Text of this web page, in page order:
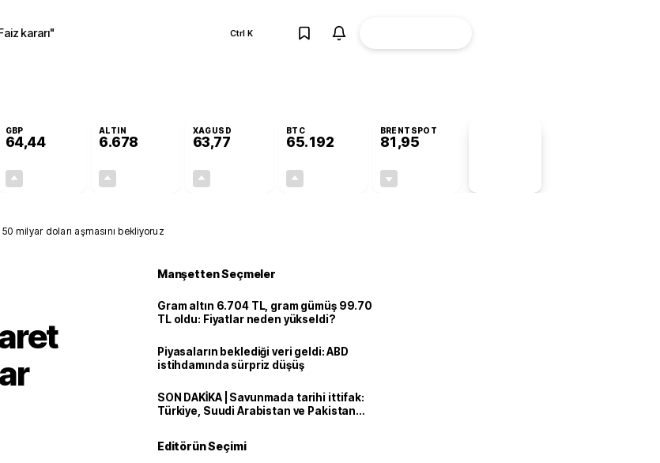
kararı" Ctrl K
GBP
64,44
ALTIN
6.678
XAGUSD
63,77
BTC
65.192
BRENTSPOT
81,95
milyar doları aşmasını bekliyoruz
Manşetten Seçmeler
Gram altın 6.704 TL, gram gümüş 99.70
TL oldu: Fiyatlar neden yükseldi?
Piyasaların beklediği veri geldi: ABD
istihdamında sürpriz düşüş
SON DAKİKA | Savunmada tarihi ittifak:
Türkiye, Suudi Arabistan ve Pakistan
Editörün Seçimi